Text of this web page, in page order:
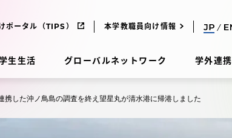
生生活 グローバルネットワーク 学外連携
ポータル（TIPS） 本学教職員向け情報
携した沖ノ鳥島の調査を終え望星丸が清水港に帰港しました
受験・入学案内